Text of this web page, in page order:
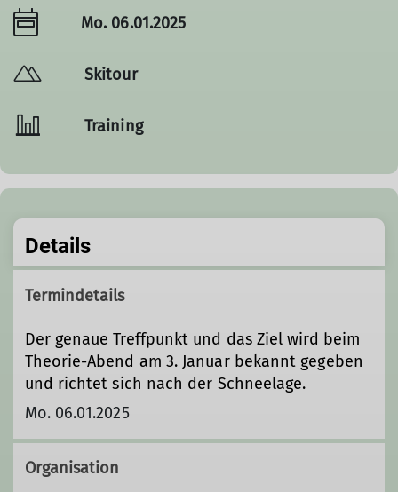
Mo. 06.01.2025
Skitour
Training
Details
Termindetails
Der genaue Treffpunkt und das Ziel wird beim
Theorie-Abend am 3. Januar bekannt gegeben
und richtet sich nach der Schneelage.
Mo. 06.01.2025
Organisation